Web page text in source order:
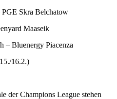
Skra Belchatow
Maaseik
– Bluenergy Piacenza
16.2.)
der Champions League stehen